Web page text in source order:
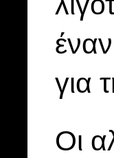
για
Οι